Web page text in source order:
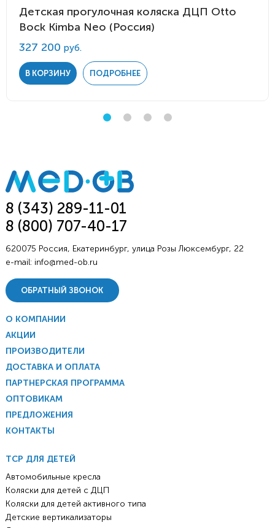
Детская прогулочная коляска ДЦП Otto
Bock Kimba Neo (Россия)
327 200 руб.
В КОРЗИНУ ПОДРОБНЕЕ
8 (343) 289-11-01
8 (800) 707-40-17
620075 Россия, Екатеринбург, улица Розы Люксембург, 22
e-mail: info@med-ob.ru
ОБРАТНЫЙ ЗВОНОК
О КОМПАНИИ
АКЦИИ
ПРОИЗВОДИТЕЛИ
ДОСТАВКА И ОПЛАТА
ПАРТНЕРСКАЯ ПРОГРАММА
ОПТОВИКАМ
ПРЕДЛОЖЕНИЯ
КОНТАКТЫ
ТСР ДЛЯ ДЕТЕЙ
Автомобильные кресла
Коляски для детей с ДЦП
Коляски для детей активного типа
Детские вертикализаторы